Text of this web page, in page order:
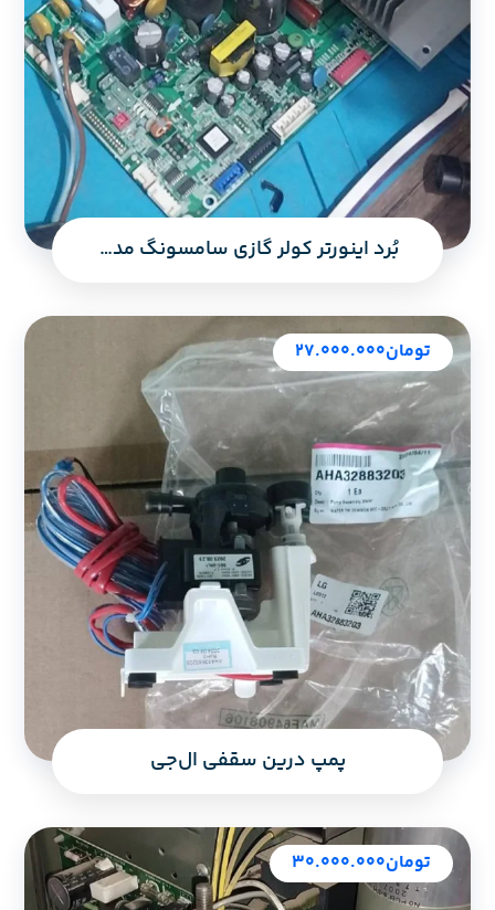
بُرد اینورتر کولر گازی سامسونگ مدل مالدیو
پمپ درین سقفی ال‌جی
تومان۲۷.۰۰۰.۰۰۰
تومان۳۰.۰۰۰.۰۰۰